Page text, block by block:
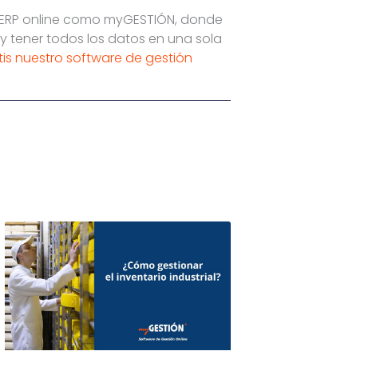
online como myGESTIÓN, donde
tener todos los datos en una sola
nuestro software de gestión